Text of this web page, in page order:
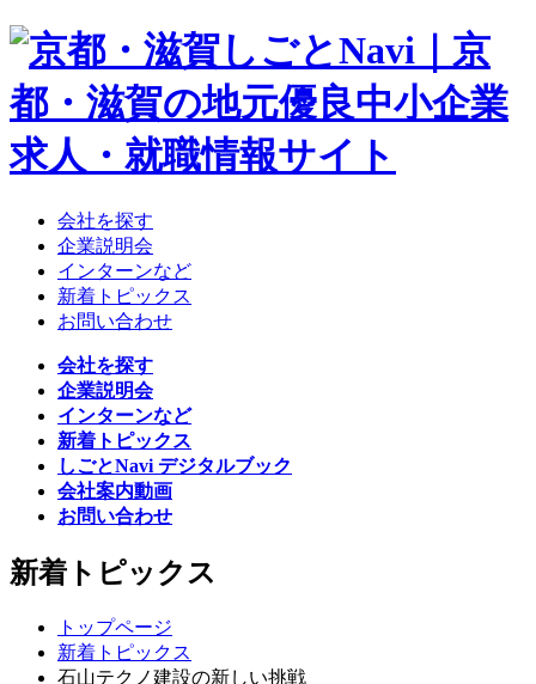
会社を探す
企業説明会
インターンなど
新着トピックス
お問い合わせ
会社を探す
企業説明会
インターンなど
新着トピックス
しごとNavi デジタルブック
会社案内動画
お問い合わせ
新着トピックス
トップページ
新着トピックス
石山テクノ建設の新しい挑戦